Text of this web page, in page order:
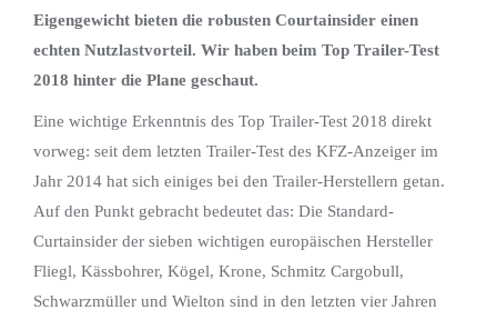
Eigengewicht bieten die robusten Courtainsider einen
echten Nutzlastvorteil. Wir haben beim Top Trailer-Test
2018 hinter die Plane geschaut.
Eine wichtige Erkenntnis des Top Trailer-Test 2018 direkt
vorweg: seit dem letzten Trailer-Test des KFZ-Anzeiger im
Jahr 2014 hat sich einiges bei den Trailer-Herstellern getan.
Auf den Punkt gebracht bedeutet das: Die Standard-
Curtainsider der sieben wichtigen europäischen Hersteller
Fliegl, Kässbohrer, Kögel, Krone, Schmitz Cargobull,
Schwarzmüller und Wielton sind in den letzten vier Jahren